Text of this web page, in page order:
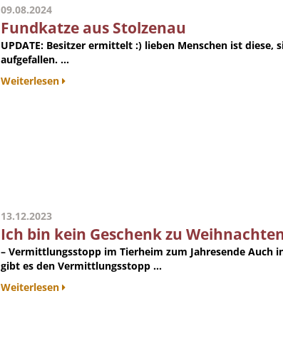
09.08.2024
Fundkatze aus Stolzenau
UPDATE: Besitzer ermittelt :) lieben Menschen ist
aufgefallen. ...
Weiterlesen
13.12.2023
Ich bin kein Geschenk zu
– Vermittlungsstopp im Tierheim zum Jahresende Auch
gibt es den Vermittlungsstopp ...
Weiterlesen